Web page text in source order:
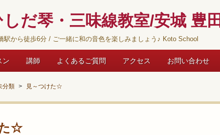
しだ琴・三味線教室/安城 豊
駅から徒歩6分 / ご一緒に和の音色を楽しみましょう♪ Koto School
ン 講師 よくあるご質問 アクセス お問い合わせ
分類 見～つけた☆
☆